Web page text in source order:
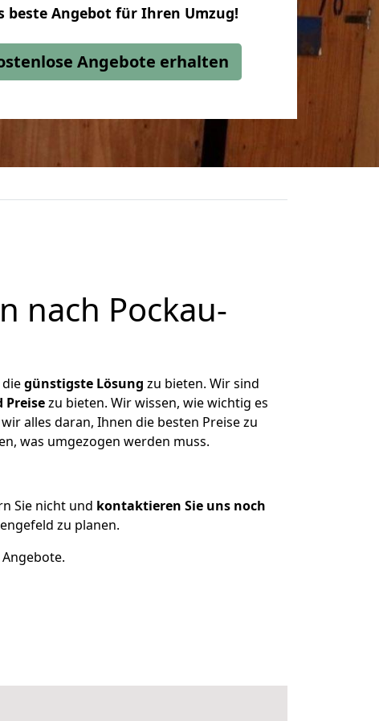
beste Angebot für Ihren Umzug!
Angebote erhalten
nach Pockau-
günstigste Lösung zu bieten. Wir sind
Preisezu bieten. Wir wissen, wie wichtig es
alles daran, Ihnen die besten Preise zu
was umgezogen werden muss.
Sie nicht und kontaktieren Sie uns noch
zu planen.